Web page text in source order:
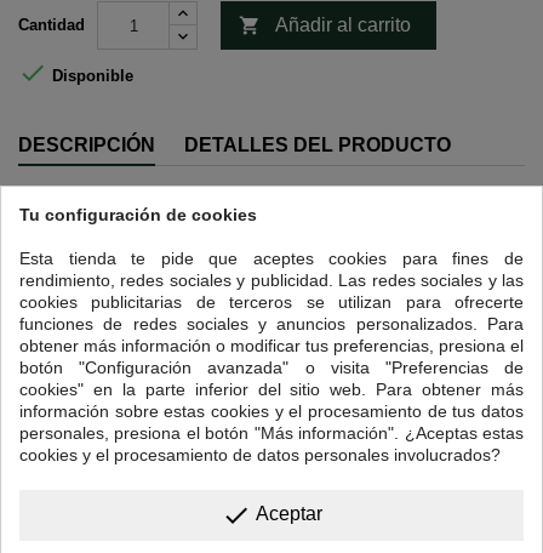
Cantidad  Añadir al carrito
 Disponible
DESCRIPCIÓN DETALLES DEL PRODUCTO
volcánico. De entre las variedades que crecen en sus suelos, hemos
escogido el West Blue que se cultiva principalmente en la región de
Sunda, la primera zona en la que se cultivó café de Java.
El West Blue es un café de grano más grande de lo habitual que se
cultiva en terrenos de gran altitud, normalmente entre los 1400 y los
1500 metros, en condiciones climáticas ideales y cuyo el proceso de
recogida se realiza exclusivamente a mano.
Un pequeño detalle; su dulzor natural lo hace ideal para tomar sin
azúcar y saborear el verdadero carácter de este café.
Tu configuración de cookies
Esta tienda te pide que aceptes cookies para fines de
rendimiento, redes sociales y publicidad. Las redes sociales y las
cookies publicitarias de terceros se utilizan para ofrecerte
funciones de redes sociales y anuncios personalizados. Para
obtener más información o modificar tus preferencias, presiona el
botón "Configuración avanzada" o visita "Preferencias de
cookies" en la parte inferior del sitio web. Para obtener más
información sobre estas cookies y el procesamiento de tus datos
personales, presiona el botón "Más información". ¿Aceptas estas
cookies y el procesamiento de datos personales involucrados?
done Aceptar